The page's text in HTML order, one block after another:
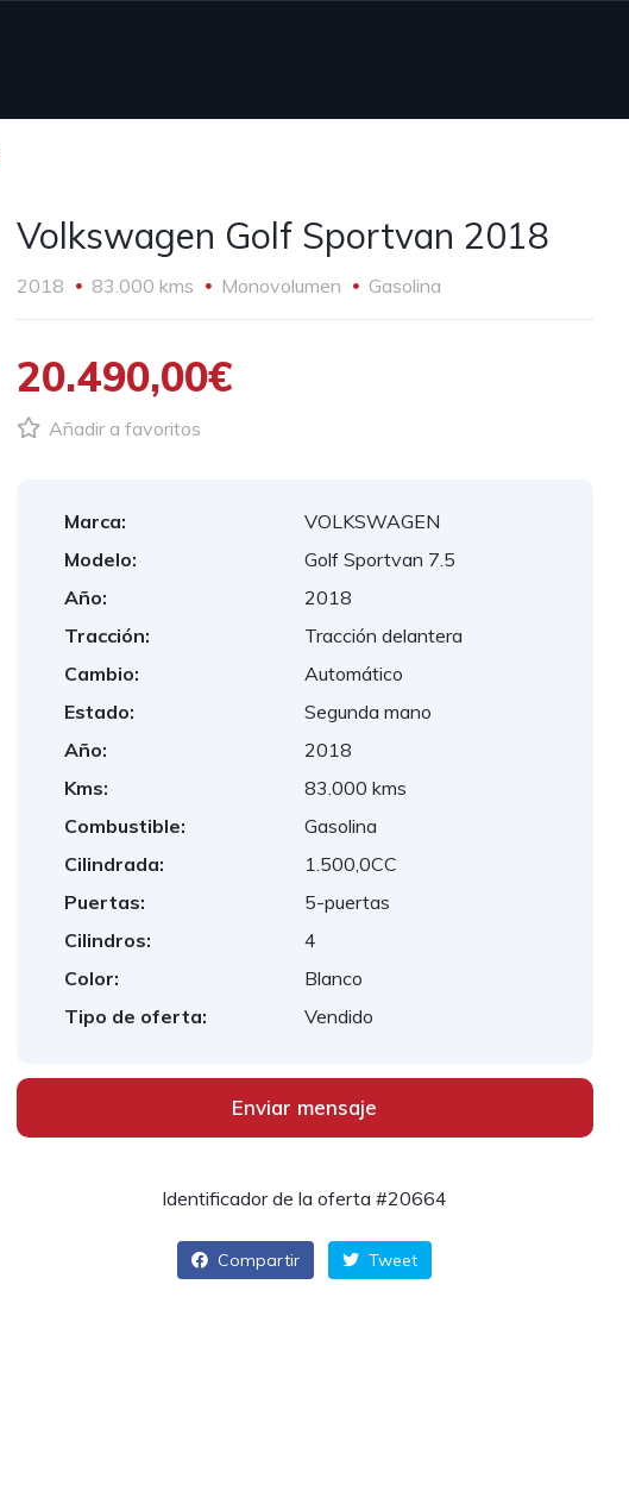
Volkswagen Golf Sportvan 2018
2018 83.000 kms Monovolumen Gasolina
20.490,00€
Añadir a favoritos
Marca:
VOLKSWAGEN
Modelo:
Golf Sportvan 7.5
Año:
2018
Tracción:
Tracción delantera
Cambio:
Automático
Estado:
Segunda mano
Año:
2018
Kms:
83.000 kms
Combustible:
Gasolina
Cilindrada:
1.500,0CC
Puertas:
5-puertas
Cilindros:
4
Color:
Blanco
Tipo de oferta:
Vendido
Enviar mensaje
Identificador de la oferta #20664
Compartir Tweet